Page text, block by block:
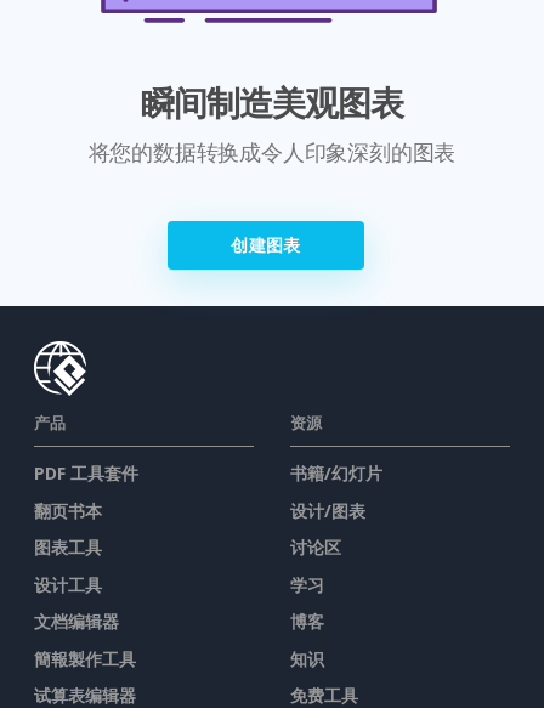
瞬间制造美观图表
将您的数据转换成令人印象深刻的图表
创建图表
产品
PDF 工具套件
翻页书本
图表工具
设计工具
文档编辑器
簡報製作工具
试算表编辑器
资源
书籍/幻灯片
设计/图表
讨论区
学习
博客
知识
免费工具